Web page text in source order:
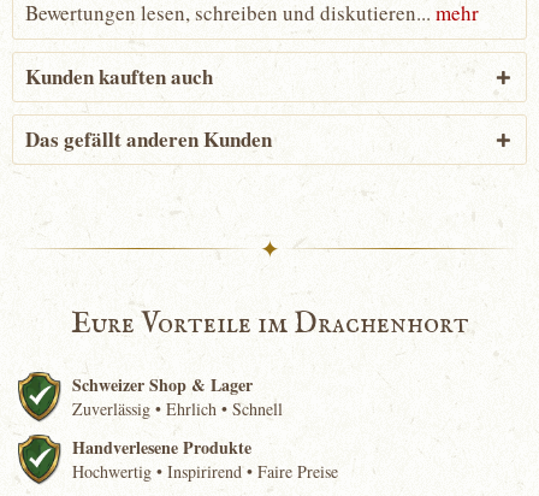
Bewertungen lesen, schreiben und diskutieren... mehr
Kunden kauften auch
Das gefällt anderen Kunden
✦
Eure Vorteile im Drachenhort
Schweizer Shop & Lager
Zuverlässig • Ehrlich • Schnell
Handverlesene Produkte
Hochwertig • Inspirirend • Faire Preise